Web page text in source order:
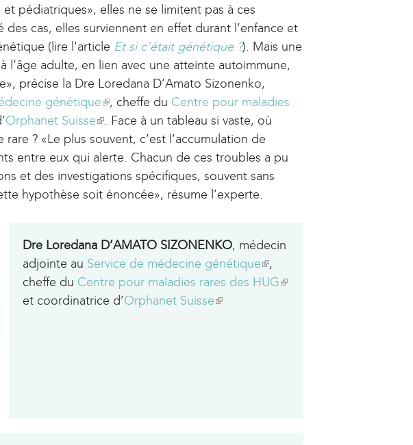
x
e
r
n
a
l
)
pédiatriques», elles ne se limitent pas à ces
cas, elles surviennent en effet durant l’enfance et
(lire l'article Et si c’était génétique ?). Mais une
l’âge adulte, en lien avec une atteinte auto­immune,
précise la Dre Loredana D’Amato Sizonenko,
génétique(
l
i
n
k
i
x
t
e
r
, cheffe du Centre pour maladies
Orphanet Suisse(
l
i
n
k
e
x
t
e
. Face à un tableau si vaste, où
? «Le plus souvent, c’est l’accumulation de
entre eux qui alerte. Chacun de ces troubles a pu
et des investigations spécifiques, souvent sans
hypothèse soit énoncée», résume l’experte.
Dre Loredana D’AMATO SIZONENKO, médecin
adjointe au Service de médecine génétique(
l
,
cheffe du Centre pour maladies rares des HUG(
et coordinatrice d’Orphanet Suisse(